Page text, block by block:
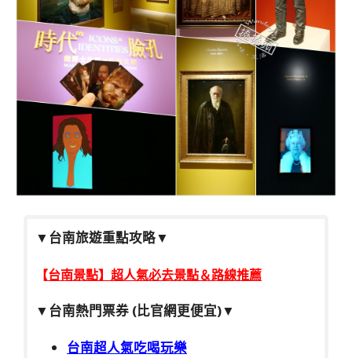
▼台南旅遊重點攻略▼
【台南景點】超人氣必去景點＆路線推薦
▼台南熱門票券 (比官網更便宜)▼
台南超人氣吃喝玩樂